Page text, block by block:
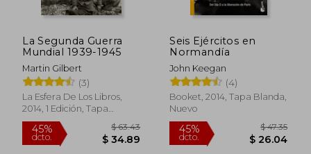
45%
dcto. $ 28.30
45%
dcto. $
La Segunda Guerra
Mundial 1939-1945
Martin Gilbert
(3)
La Esfera De Los Libros,
2014, 1 Edición, Tapa
Blanda, Nuevo
Seis Ejércitos en
Normandía
John Keegan
(4)
Booket, 2014, Tapa Blanda,
Nuevo